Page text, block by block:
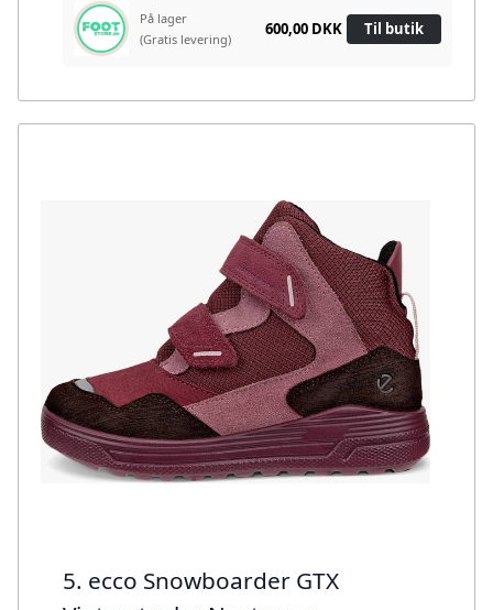
På lager
(Gratis levering)
600,00 DKK Til butik
5. ecco Snowboarder GTX